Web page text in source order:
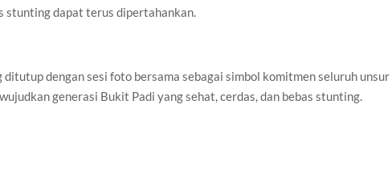
stunting dapat terus dipertahankan.
dengan sesi foto bersama sebagai simbol komitmen seluruh
generasi Bukit Padi yang sehat, cerdas, dan bebas stunting.